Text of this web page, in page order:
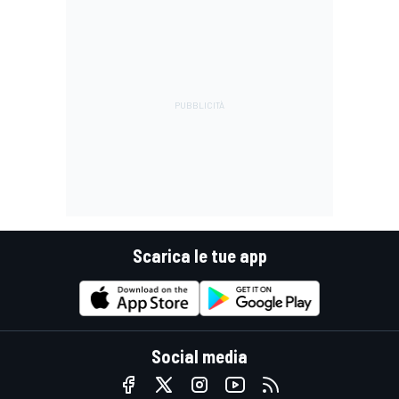
Scarica le tue app
Social media